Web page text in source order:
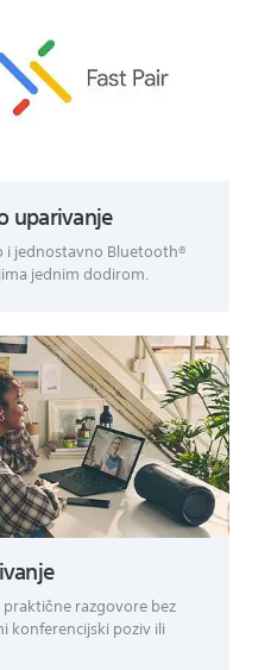
uparivanje
i jednostavno Bluetooth®
jednim dodirom.
razgovore bez
konferencijski poziv ili